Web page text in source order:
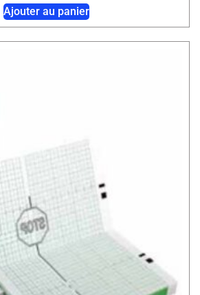
Ajouter au panier